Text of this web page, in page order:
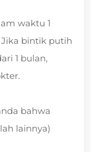
waktu 1
bintik putih
1 bulan,
bahwa
lainnya)